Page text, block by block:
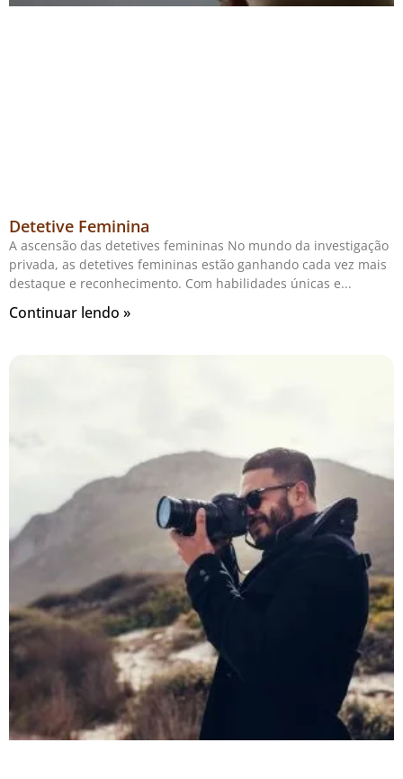
Detetive Feminina
A ascensão das detetives femininas No mundo da investigação
privada, as detetives femininas estão ganhando cada vez mais
destaque e reconhecimento. Com habilidades únicas e
Continuar lendo »